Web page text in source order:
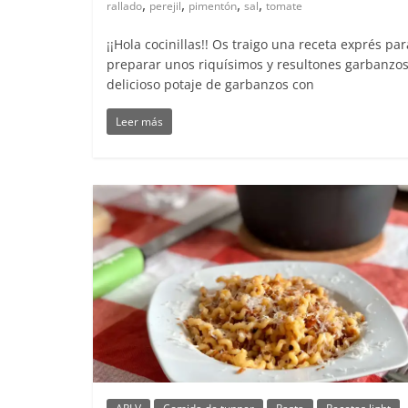
rallado, perejil, pimentón, sal, tomate
¡¡Hola cocinillas!! Os traigo una receta exprés
preparar unos riquísimos y resultones
delicioso potaje de garbanzos con
Leer más